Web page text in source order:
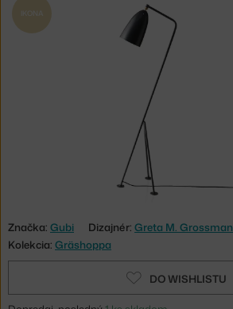
IKONA
Značka: Gubi Dizajnér: Greta M. Grossman
Kolekcia: Gräshoppa
DO WISHLISTU